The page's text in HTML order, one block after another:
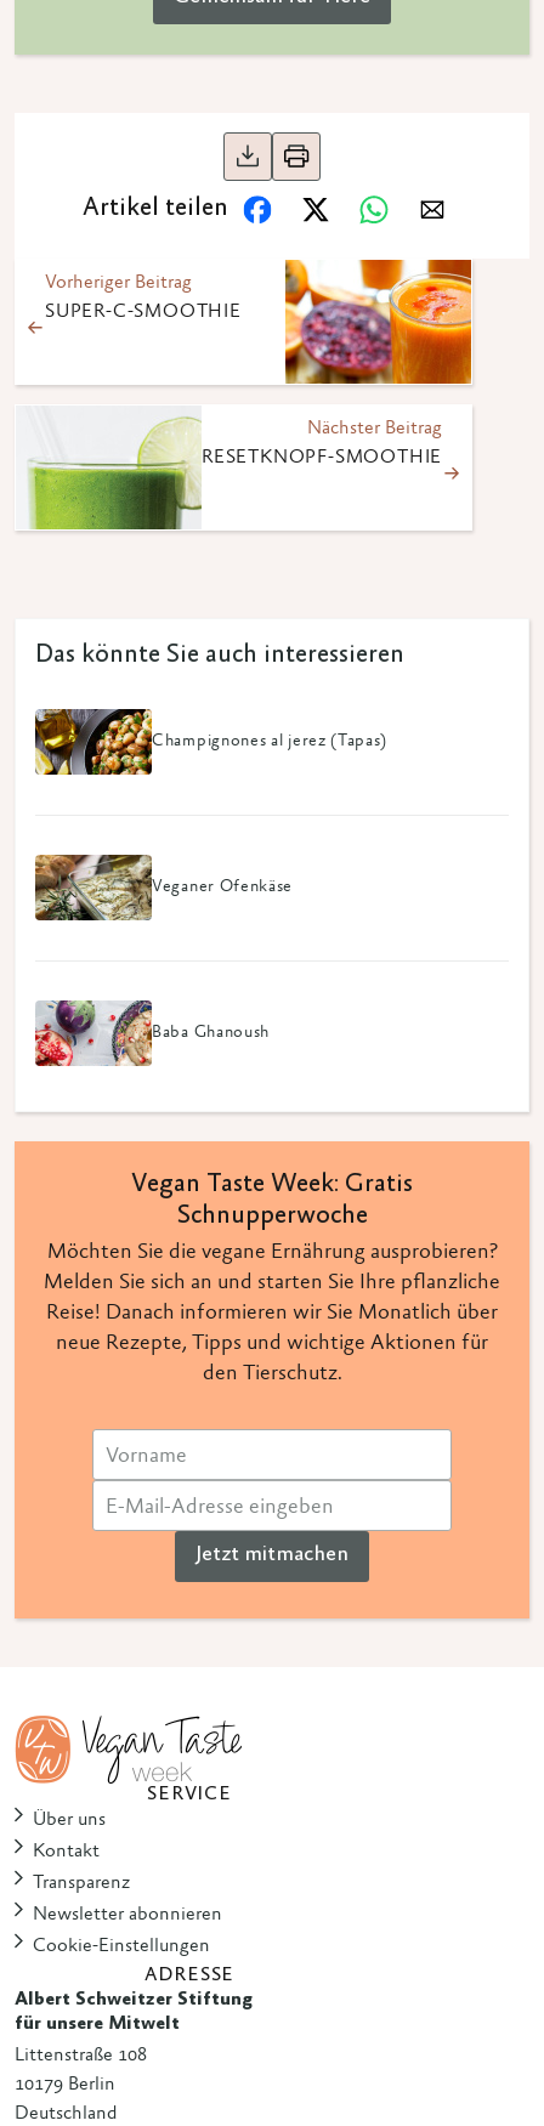
Artikel teilen
Vorheriger Beitrag
SUPER-C-SMOOTHIE
Nächster Beitrag
RESETKNOPF-SMOOTHIE
Das könnte Sie auch interessieren
Champignones al jerez (Tapas)
Veganer Ofenkäse
Baba Ghanoush
Vegan Taste Week: Gratis
Schnupperwoche
Möchten Sie die vegane Ernährung ausprobieren?
Melden Sie sich an und starten Sie Ihre pflanzliche
Reise! Danach informieren wir Sie Monatlich über
neue Rezepte, Tipps und wichtige Aktionen für
den Tierschutz.
Jetzt mitmachen
SERVICE
Über uns
Kontakt
Transparenz
Newsletter abonnieren
Cookie-Einstellungen
ADRESSE
Albert Schweitzer Stiftung
für unsere Mitwelt
Littenstraße 108
10179 Berlin
Deutschland